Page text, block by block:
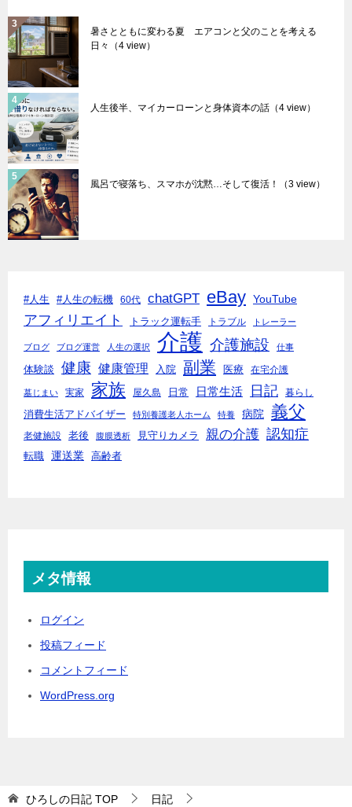
暑さとともに変わる夏 エアコンと父のことを考える
日々
（4 view）
人生後半、マイカーローンと身体資本の話 （4 view）
風呂で寝落ち、スマホが沈黙…そして復活！ （3 view）
#人生 #人生の転機 60代 chatGPT eBay YouTube
アフィリエイト トラック運転手 トラブル トレーラー
ブログ ブログ運営 人生の選択 介護 介護施設 仕事
体験談 健康 健康管理 入院 副業 医療 在宅介護
墓じまい 実家 家族 屋久島 日常 日常生活 日記 暮らし
消費生活アドバイザー 特別養護老人ホーム 特養 病院 義父
老健施設 老後 腹膜透析 見守りカメラ 親の介護 認知症
転職 運送業 高齢者
メタ情報
ログイン
投稿フィード
コメントフィード
WordPress.org
ひろしの日記 TOP 日記